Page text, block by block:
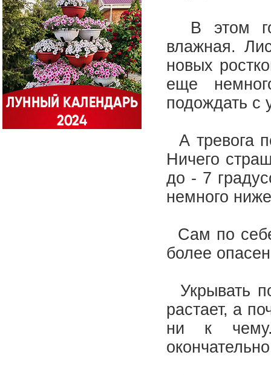
В этом
влажная.
новых
еще
подождать с
А тревога
Ничего
до - 7
немного
Сам по
более
Укрывать
растает, а
ни к